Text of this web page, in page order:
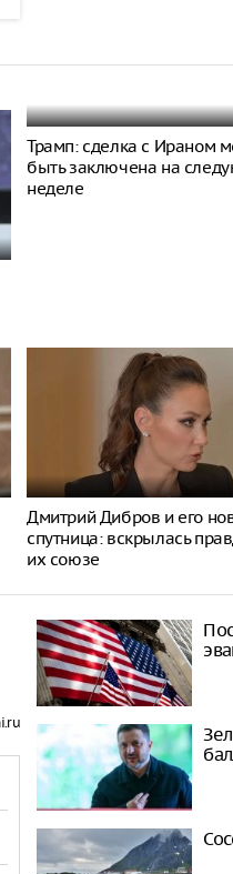
Трамп: сделка с Ираном
быть заключена на
неделе
Дмитрий Дибров и его
спутница: вскрылась
их союзе